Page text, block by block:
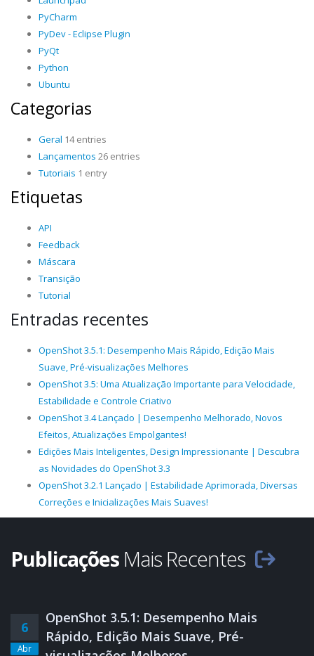
PyCharm
PyDev - Eclipse Plugin
PyQt
Python
Ubuntu
Categorias
Geral 14 entries
Lançamentos 26 entries
Tutoriais 1 entry
Etiquetas
API
Feedback
Máscara
Transição
Tutorial
Entradas recentes
OpenShot 3.5.1: Desempenho Mais Rápido, Edição Mais
Suave, Pré-visualizações Melhores
OpenShot 3.5: Uma Atualização Importante para Velocidade,
Estabilidade e Controle Criativo
OpenShot 3.4 Lançado | Desempenho Melhorado, Novos
Efeitos, Atualizações Empolgantes!
Edições Mais Inteligentes, Design Impressionante | Descubra
as Novidades do OpenShot 3.3
OpenShot 3.2.1 Lançado | Estabilidade Aprimorada, Diversas
Correções e Inicializações Mais Suaves!
Publicações Mais Recentes
6
Abr
OpenShot 3.5.1: Desempenho Mais
Rápido, Edição Mais Suave, Pré-